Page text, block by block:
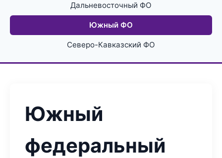
Дальневосточный ФО
Южный ФО
Северо-Кавказский ФО
Южный
федеральный